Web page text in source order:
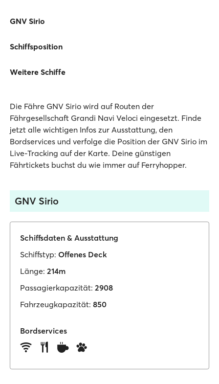
GNV Sirio
Schiffsposition
Weitere Schiffe
Die Fähre GNV Sirio wird auf Routen der
Fährgesellschaft Grandi Navi Veloci eingesetzt. Finde
jetzt alle wichtigen Infos zur Ausstattung, den
Bordservices und verfolge die Position der GNV Sirio im
Live-Tracking auf der Karte. Deine günstigen
Fährtickets buchst du wie immer auf Ferryhopper.
GNV Sirio
Schiffsdaten & Ausstattung
Schiffstyp: Offenes Deck
Länge: 214m
Passagierkapazität: 2908
Fahrzeugkapazität: 850
Bordservices